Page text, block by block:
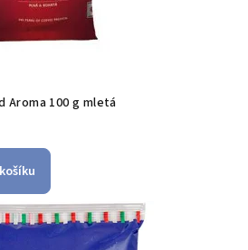
Aroma 100 g mletá